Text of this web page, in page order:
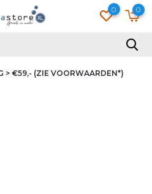
0 0
> €59,- (ZIE VOORWAARDEN*)